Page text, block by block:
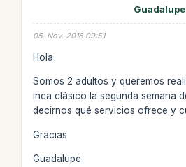
Guadalupe
05. Nov. 2016 09:51
Hola
Somos 2 adultos y queremos
inca clásico la segunda semana
decirnos qué servicios ofrece y
Gracias
Guadalupe